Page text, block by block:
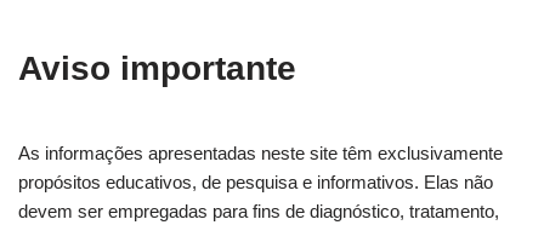
Aviso importante
As informações apresentadas neste site têm exclusivamente
propósitos educativos, de pesquisa e informativos. Elas não
devem ser empregadas para fins de diagnóstico, tratamento,